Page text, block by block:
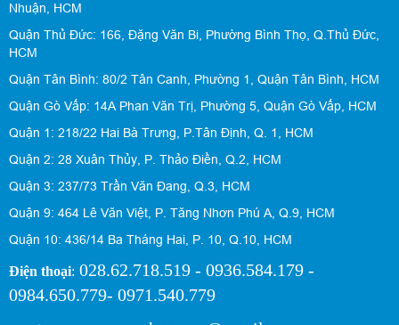
Nhuận, HCM
Quận Thủ Đức: 166, Đặng Văn Bi, Phường Bình Thọ, Q.Thủ Đức,
HCM
Quận Tân Bình: 80/2 Tân Canh, Phường 1, Quận Tân Bình, HCM
Quận Gò Vấp: 14A Phan Văn Trị, Phường 5, Quận Gò Vấp, HCM
Quận 1: 218/22 Hai Bà Trưng, P.Tân Định, Q. 1, HCM
Quận 2: 28 Xuân Thủy, P. Thảo Điền, Q.2, HCM
Quận 3: 237/73 Trần Văn Đang, Q.3, HCM
Quận 9: 464 Lê Văn Việt, P. Tăng Nhơn Phú A, Q.9, HCM
Quận 10: 436/14 Ba Tháng Hai, P. 10, Q.10, HCM
Điện thoại: 028.62.718.519 - 0936.584.179 -
0984.650.779- 0971.540.779